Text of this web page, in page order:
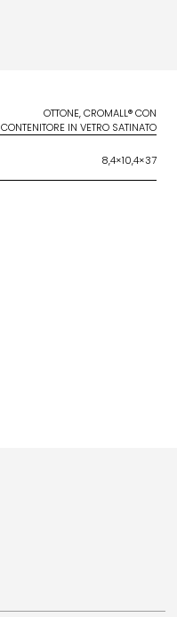
OTTONE, CROMALL® CON
CONTENITORE IN VETRO SATINATO
8,4×10,4×37